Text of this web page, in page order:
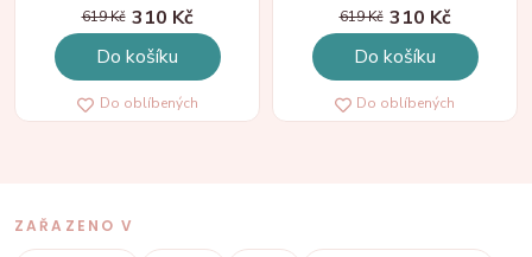
619 Kč 310 Kč
Do košíku
Do oblíbených
619 Kč 310 Kč
Do košíku
Do oblíbených
ZAŘAZENO V